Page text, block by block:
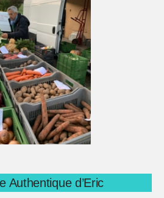
Authentique d’Eric